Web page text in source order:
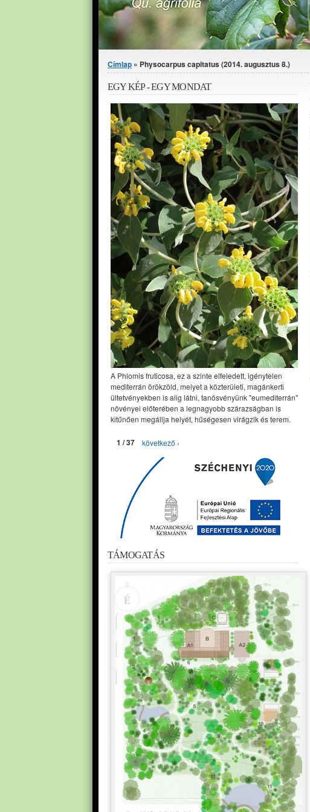
Jelenlegi hely
Címlap » Physocarpus capitatus (2014. augusztus 8.)
EGY KÉP - EGY MONDAT
A Phlomis fruticosa, ez a szinte elfeledett, igénytelen
mediterrán örökzöld, melyet a közterületi, magánkerti
ültetvényekben is alig látni, tanösvényünk "eumediterrán"
növényei előterében a legnagyobb szárazságban is
kitűnően megállja helyét, hűségesen virágzik és terem.
1 / 37 következő ›
TÁMOGATÁS